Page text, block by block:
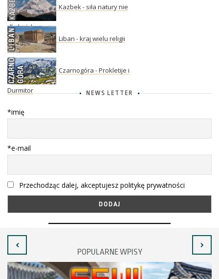
Kazbek - siła natury nie
dla każdego
Liban - kraj wielu religii
Czarnogóra - Prokletije i
Durmitor NEWS LETTER
*imię
*e-mail
Przechodząc dalej, akceptujesz politykę prywatności
POPULARNE WPISY